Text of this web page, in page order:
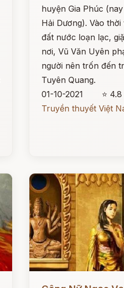
huyện Gia Phúc
Hải Dương). Vào
đất nước loạn lạc,
nơi, Vũ Văn Uyên
người nên trốn đến
Tuyên Quang.
01-10-2021
⭐ 4.8
Truyền thuyết Việt